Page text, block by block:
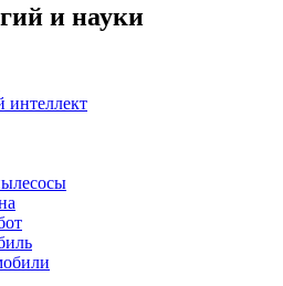
и науки
интеллект